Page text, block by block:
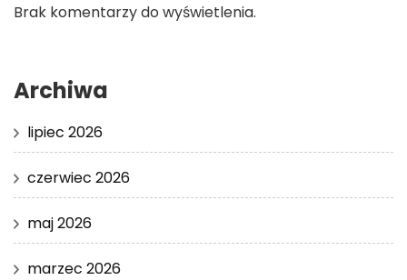
Brak komentarzy do wyświetlenia.
Archiwa
lipiec 2026
czerwiec 2026
maj 2026
marzec 2026